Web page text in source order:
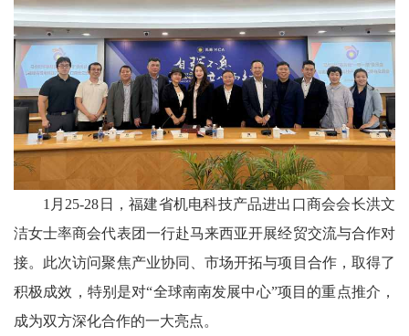
1月25-28日 ，福建省机电科技产品进出口商会会长洪文
洁女士率商会代表团一行赴马来西亚开展经贸交流与合作对
接。此次访问聚焦产业协同、市场开拓与项目合作，取得了
积极成效，特别是对“全球南南发展中心”项目的重点推介，
成为双方深化合作的一大亮点。